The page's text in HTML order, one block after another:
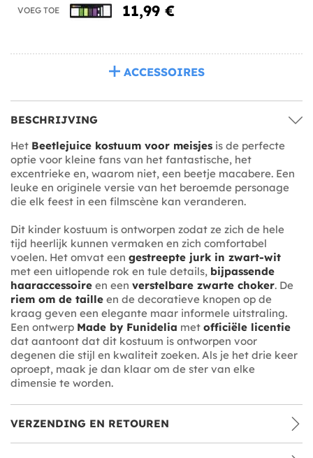
VOEG TOE 11,99 €
ACCESSOIRES
BESCHRIJVING
Het Beetlejuice kostuum voor meisjes is de perfecte
optie voor kleine fans van het fantastische, het
excentrieke en, waarom niet, een beetje macabere. Een
leuke en originele versie van het beroemde personage
die elk feest in een filmscène kan veranderen.
Dit kinder kostuum is ontworpen zodat ze zich de hele
tijd heerlijk kunnen vermaken en zich comfortabel
voelen. Het omvat een gestreepte jurk in zwart-wit
met een uitlopende rok en tule details, bijpassende
haaraccessoire en een verstelbare zwarte choker. De
riem om de taille en de decoratieve knopen op de
kraag geven een elegante maar informele uitstraling.
Een ontwerp Made by Funidelia met officiële licentie
dat aantoont dat dit kostuum is ontworpen voor
degenen die stijl en kwaliteit zoeken. Als je het drie keer
oproept, maak je dan klaar om de ster van elke
dimensie te worden.
VERZENDING EN RETOUREN